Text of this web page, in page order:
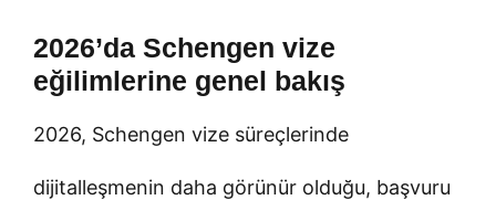
2026’da Schengen vize
eğilimlerine genel bakış
2026, Schengen vize süreçlerinde
dijitalleşmenin daha görünür olduğu, başvuru